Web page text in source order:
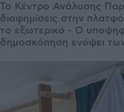
Το Κέντρο Ανάλυσης
διαφημίσεις στην
το εξωτερικό - Ο
δημοσκόπηση ενόψει